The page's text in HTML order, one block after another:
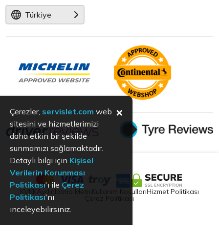
Türkiye
Aydınlatma Metni Kullanım KoşullarıHizmet Politikası
Çerez Politikası
Çerezler, servislet.com web
sitesini ve hizmetlerimizi
daha etkin bir şekilde
sunmamızı sağlamaktadır.
Detaylı bilgi için Kişisel
Verilerin Korunması
Politikası'ı ile Çerez
Politikası'nı
inceleyebilirsiniz.
×